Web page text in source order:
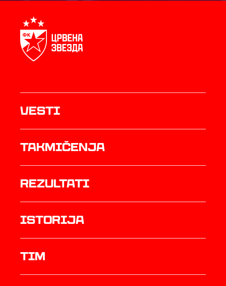
Vesti
Takmičenja
rezultati
istorija
TIM